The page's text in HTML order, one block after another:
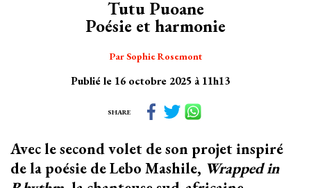
Tutu Puoane
Poésie et harmonie
Par Sophie Rosemont
Publié le 16 octobre 2025 à 11h13
SHARE
Avec le second volet de son projet inspiré
de la poésie de Lebo Mashile, Wrapped in